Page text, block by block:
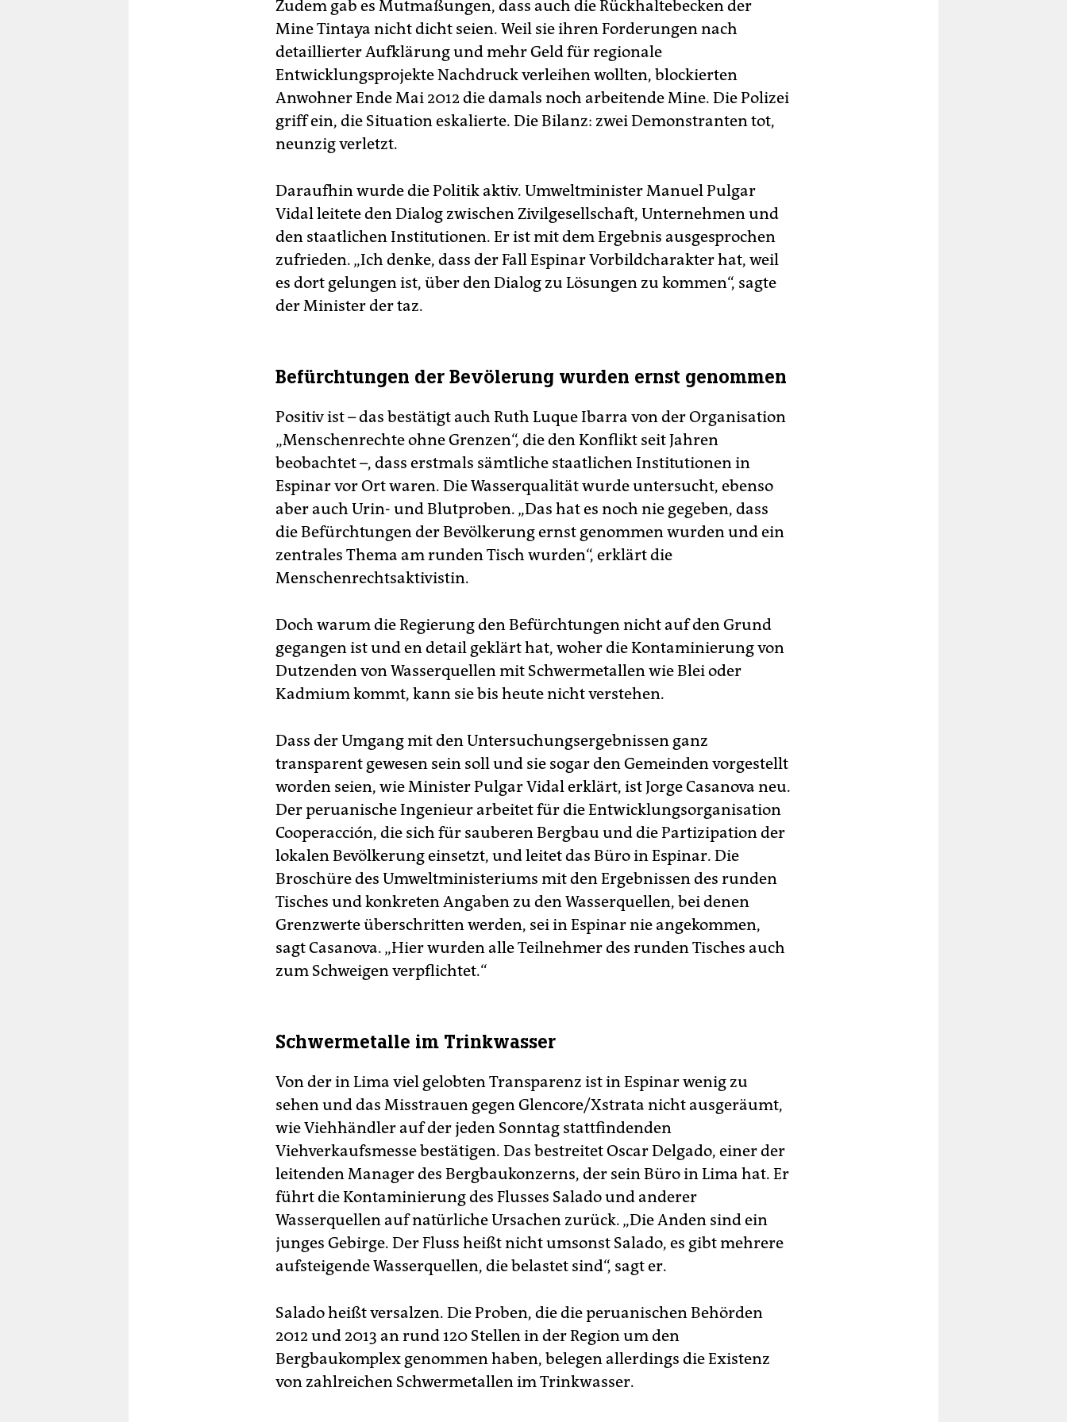
Zudem gab es Mutmaßungen, dass auch die Rückhaltebecken der
Mine Tintaya nicht dicht seien. Weil sie ihren Forderungen nach
detaillierter Aufklärung und mehr Geld für regionale
Entwicklungsprojekte Nachdruck verleihen wollten, blockierten
Anwohner Ende Mai 2012 die damals noch arbeitende Mine. Die Polizei
griff ein, die Situation eskalierte. Die Bilanz: zwei Demonstranten tot,
neunzig verletzt.
Daraufhin wurde die Politik aktiv. Umweltminister Manuel Pulgar
Vidal leitete den Dialog zwischen Zivilgesellschaft, Unternehmen und
den staatlichen Institutionen. Er ist mit dem Ergebnis ausgesprochen
zufrieden. „Ich denke, dass der Fall Espinar Vorbildcharakter hat, weil
es dort gelungen ist, über den Dialog zu Lösungen zu kommen“, sagte
der Minister der taz.
Befürchtungen der Bevölerung wurden ernst genommen
Positiv ist – das bestätigt auch Ruth Luque Ibarra von der Organisation
„Menschenrechte ohne Grenzen“, die den Konflikt seit Jahren
beobachtet –, dass erstmals sämtliche staatlichen Institutionen in
Espinar vor Ort waren. Die Wasserqualität wurde untersucht, ebenso
aber auch Urin- und Blutproben. „Das hat es noch nie gegeben, dass
die Befürchtungen der Bevölkerung ernst genommen wurden und ein
zentrales Thema am runden Tisch wurden“, erklärt die
Menschenrechtsaktivistin.
Doch warum die Regierung den Befürchtungen nicht auf den Grund
gegangen ist und en detail geklärt hat, woher die Kontaminierung von
Dutzenden von Wasserquellen mit Schwermetallen wie Blei oder
Kadmium kommt, kann sie bis heute nicht verstehen.
Dass der Umgang mit den Untersuchungsergebnissen ganz
transparent gewesen sein soll und sie sogar den Gemeinden vorgestellt
worden seien, wie Minister Pulgar Vidal erklärt, ist Jorge Casanova neu.
Der peruanische Ingenieur arbeitet für die Entwicklungsorganisation
Cooperacción, die sich für sauberen Bergbau und die Partizipation der
lokalen Bevölkerung einsetzt, und leitet das Büro in Espinar. Die
Broschüre des Umweltministeriums mit den Ergebnissen des runden
Tisches und konkreten Angaben zu den Wasserquellen, bei denen
Grenzwerte überschritten werden, sei in Espinar nie angekommen,
sagt Casanova. „Hier wurden alle Teilnehmer des runden Tisches auch
zum Schweigen verpflichtet.“
Schwermetalle im Trinkwasser
Von der in Lima viel gelobten Transparenz ist in Espinar wenig zu
sehen und das Misstrauen gegen Glencore/Xstrata nicht ausgeräumt,
wie Viehhändler auf der jeden Sonntag stattfindenden
Viehverkaufsmesse bestätigen. Das bestreitet Oscar Delgado, einer der
leitenden Manager des Bergbaukonzerns, der sein Büro in Lima hat. Er
führt die Kontaminierung des Flusses Salado und anderer
Wasserquellen auf natürliche Ursachen zurück. „Die Anden sind ein
junges Gebirge. Der Fluss heißt nicht umsonst Salado, es gibt mehrere
aufsteigende Wasserquellen, die belastet sind“, sagt er.
Salado heißt versalzen. Die Proben, die die peruanischen Behörden
2012 und 2013 an rund 120 Stellen in der Region um den
Bergbaukomplex genommen haben, belegen allerdings die Existenz
von zahlreichen Schwermetallen im Trinkwasser.